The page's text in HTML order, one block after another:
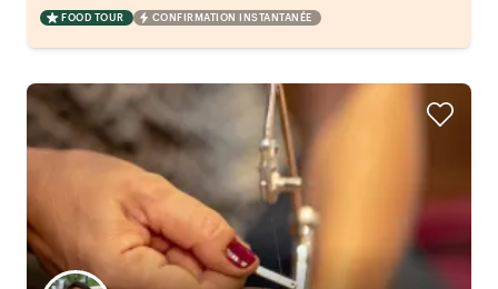
FOOD TOUR CONFIRMATION INSTANTANÉE